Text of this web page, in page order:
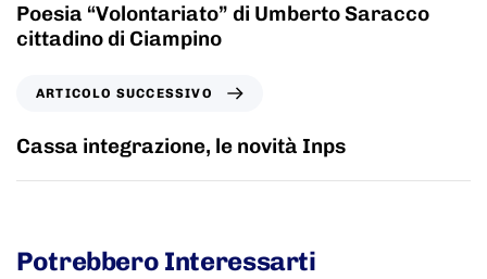
Poesia “Volontariato” di Umberto Saracco
cittadino di Ciampino
ARTICOLO SUCCESSIVO
Cassa integrazione, le novità Inps
Potrebbero Interessarti